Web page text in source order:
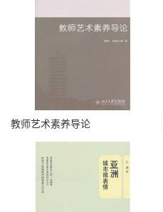
教师艺术素养导论